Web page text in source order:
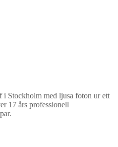
Stockholm med ljusa foton ur ett
17 års professionell